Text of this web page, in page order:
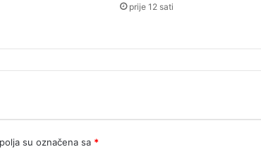
i
prije 12 sati
su označena sa *